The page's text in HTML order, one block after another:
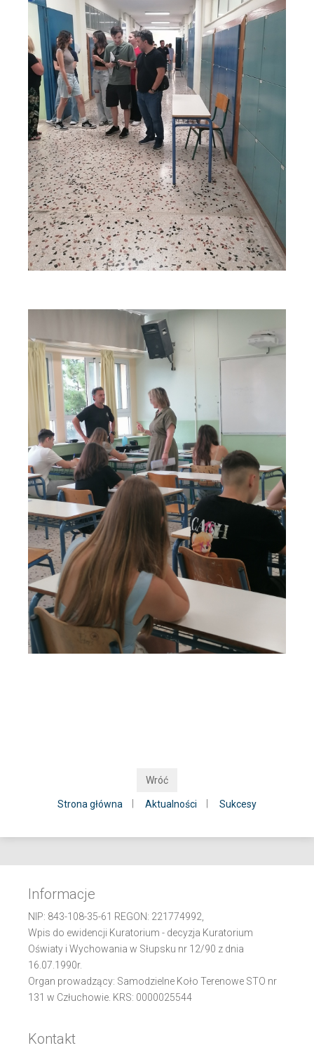
Wróć
Strona główna Aktualności Sukcesy
Informacje
NIP: 843-108-35-61 REGON: 221774992,
Wpis do ewidencji Kuratorium - decyzja Kuratorium
Oświaty i Wychowania w Słupsku nr 12/90 z dnia
16.07.1990r.
Organ prowadzący: Samodzielne Koło Terenowe STO nr
131 w Człuchowie. KRS: 0000025544
Kontakt